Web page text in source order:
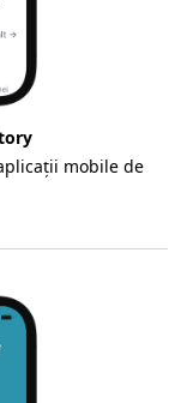
mobile de